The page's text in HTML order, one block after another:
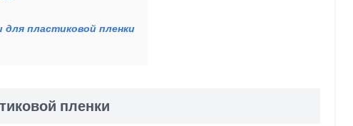
пластиковой пленки
пленки